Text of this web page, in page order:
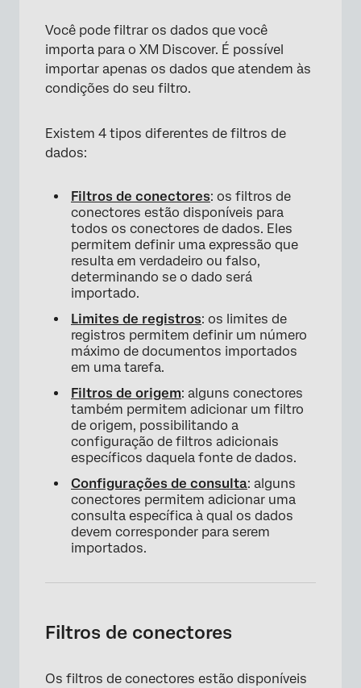
Filtros de origem
Configurações de consulta
Você pode filtrar os dados que você
importa para o XM Discover. É possível
importar apenas os dados que atendem às
condições do seu filtro.
Existem 4 tipos diferentes de filtros de
dados:
Filtros de conectores: os filtros de
conectores estão disponíveis para
todos os conectores de dados. Eles
permitem definir uma expressão que
resulta em verdadeiro ou falso,
determinando se o dado será
importado.
Limites de registros: os limites de
registros permitem definir um número
máximo de documentos importados
em uma tarefa.
Filtros de origem: alguns conectores
também permitem adicionar um filtro
de origem, possibilitando a
configuração de filtros adicionais
específicos daquela fonte de dados.
Configurações de consulta: alguns
conectores permitem adicionar uma
consulta específica à qual os dados
devem corresponder para serem
importados.
Filtros de conectores
Os filtros de conectores estão disponíveis